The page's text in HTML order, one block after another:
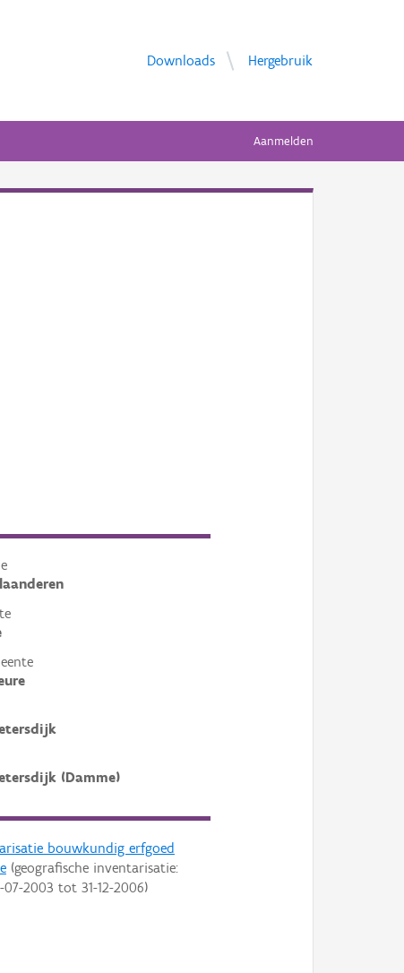
Downloads Hergebruik
Aanmelden
(Damme)
bouwkundig erfgoed
(geografische inventarisatie:
07-2003 tot 31-12-2006)